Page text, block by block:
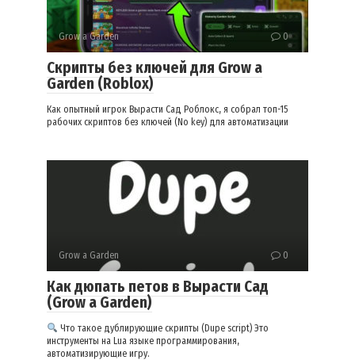
Grow a Garden 0
Скрипты без ключей для Grow a
Garden (Roblox)
Как опытный игрок Вырасти Сад Роблокс, я собрал топ-15
рабочих скриптов без ключей (No key) для автоматизации
Grow a Garden 0
Как дюпать петов в Вырасти Сад
(Grow a Garden)
Что такое дублирующие скрипты (Dupe script) Это
инструменты на Lua языке программирования,
автоматизирующие игру.